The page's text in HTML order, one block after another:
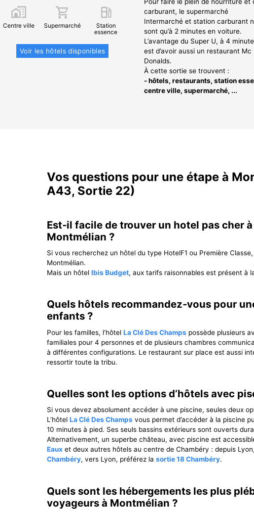
Centre ville Supermarché
Station
essence
Voir les hôtels disponibles
carburant, le supermarché
Intermarché et station carburant
sont qu’à 2 minutes en voiture.
L’avantage du Super U, à 4
est d’avoir aussi un restaurant Mc
Donalds.
À cette sortie se trouvent :
- hôtels, restaurants, station
centre ville, supermarché, ...
Vos questions pour une étape à
A43, Sortie 22)
Est‐il facile de trouver un hotel pas cher
Montmélian ?
Si vous recherchez un hôtel du type HotelF1 ou Première
Montmélian.
Mais un hôtelIbis Budget, aux tarifs raisonnables est présent à
Quels hôtels recommandez‐vous pour
enfants ?
Pour les familles, l’hôtelLa Clé Des Champs possède plusieurs
familiales pour 4 personnes et de plusieurs chambres
à différentes configurations. Le restaurant sur place est aussi
ressortir toute la tribu.
Quelles sont les options d’hôtels avec
Si vous devez absolument accéder à une piscine, seules deux
L’hôtelLa Clé Des Champs vous permet d’accéder à la piscine
10 minutes à pied. Ses seuls bassins extérieurs sont ouverts
Alternativement, un superbe château, avec piscine est
Eaux et deux autres hôtels au centre de Chambéry : depuis
Chambéry, vers Lyon, préférez lasortie 18 Chambéry.
Quels sont les hébergements les plus
voyageurs à Montmélian ?